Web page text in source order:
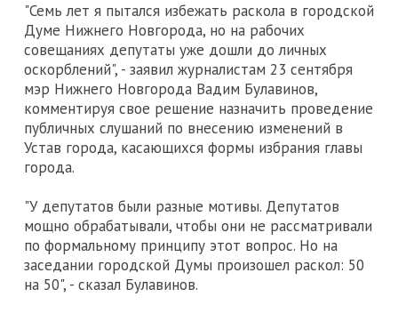
"Семь лет я пытался избежать раскола в городской
Думе Нижнего Новгорода, но на рабочих
совещаниях депутаты уже дошли до личных
оскорблений", - заявил журналистам 23 сентября
мэр Нижнего Новгорода Вадим Булавинов,
комментируя свое решение назначить проведение
публичных слушаний по внесению изменений в
Устав города, касающихся формы избрания главы
города.
"У депутатов были разные мотивы. Депутатов
мощно обрабатывали, чтобы они не рассматривали
по формальному принципу этот вопрос. Но на
заседании городской Думы произошел раскол: 50
на 50", - сказал Булавинов.